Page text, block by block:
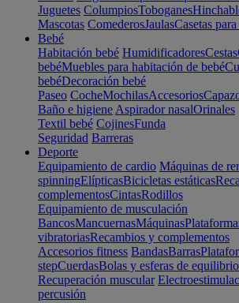
Juguetes ColumpiosToboganes
Mascotas ComederosJaulasCasetas
Bebé
Habitación bebé HumidificadoresCestas
bebéMuebles para habitación de bebé
bebéDecoración bebé
Paseo CocheMochilasAccesorios
Baño e higiene Aspirador nasalOrinales
Textil bebé CojinesFunda
Seguridad Barreras
Deporte
Equipamiento de cardio Máquinas de
spinningElípticasBicicletas estáticas
complementosCintasRodillos
Equipamiento de musculación
BancosMancuernasMáquinas
vibratoriasRecambios y complementos
Accesorios fitness BandasBarras
stepCuerdasBolas y esferas de equilibrio
Recuperación muscular
percusión